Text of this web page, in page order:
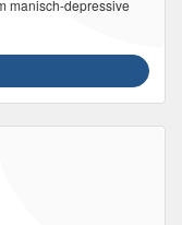
manisch-depressive